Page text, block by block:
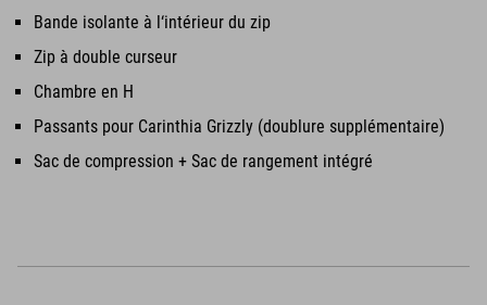
Bande isolante à l‘intérieur du zip
Zip à double curseur
Chambre en H
Passants pour Carinthia Grizzly (doublure supplémentaire)
Sac de compression + Sac de rangement intégré